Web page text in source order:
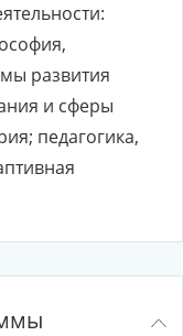
развития
и сферы
педагогика,